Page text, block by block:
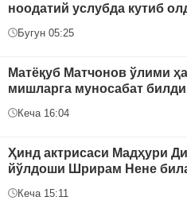
ноодатий услубда кутиб
Бугун 05:25
Матёқуб Матчонов ўлими
мишларга муносабат
Кеча 16:04
Ҳинд актрисаси Мадҳури
йўлдоши Шрирам Нене
Кеча 15:11